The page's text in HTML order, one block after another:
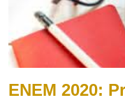
ENEM 2020: